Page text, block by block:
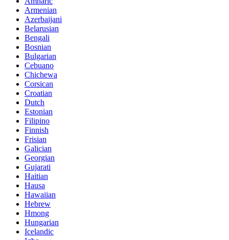
Armenian
Azerbaijani
Belarusian
Bengali
Bosnian
Bulgarian
Cebuano
Chichewa
Corsican
Croatian
Dutch
Estonian
Filipino
Finnish
Frisian
Galician
Georgian
Gujarati
Haitian
Hausa
Hawaiian
Hebrew
Hmong
Hungarian
Icelandic